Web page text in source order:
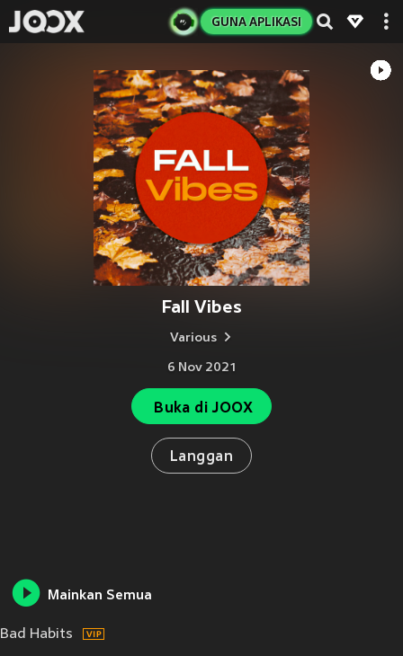
GUNA APLIKASI
Fall Vibes
Various
6 Nov 2021
Buka di JOOX
Langgan
Mainkan Semua
Bad Habits